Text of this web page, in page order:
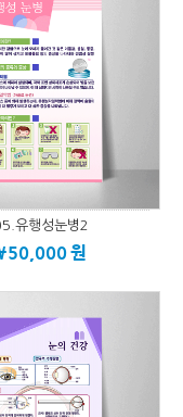
유행성눈병2
원